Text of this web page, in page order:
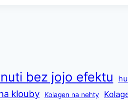
bez jojo efektu
klouby Kolagen na nehty